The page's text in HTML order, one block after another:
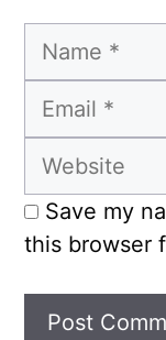
Name
Email
Website
Save my
this browser